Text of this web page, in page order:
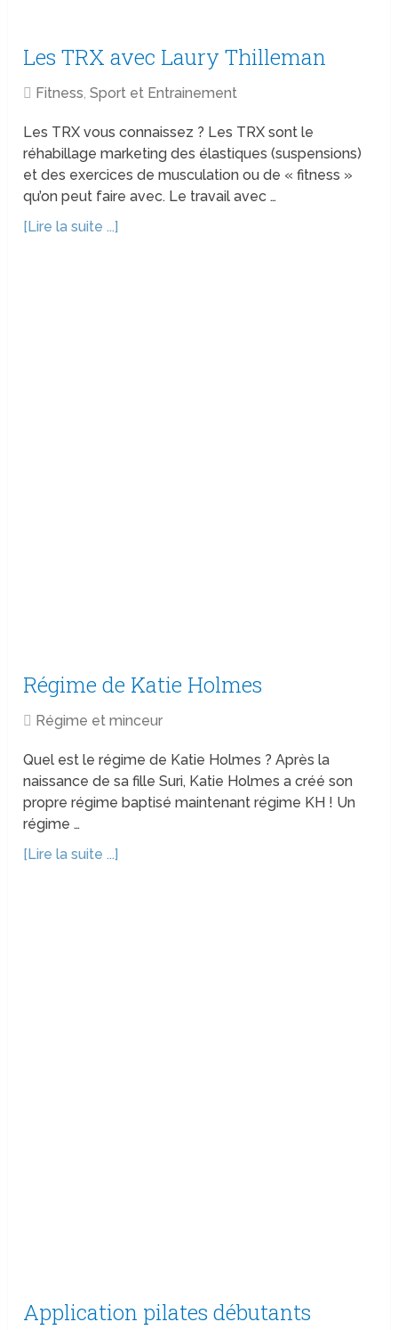
Les TRX avec Laury Thilleman
Fitness,Sport et Entrainement
Les TRX vous connaissez ? Les TRX sont le
réhabillage marketing des élastiques (suspensions)
et des exercices de musculation ou de « fitness »
qu’on peut faire avec. Le travail avec …
[Lire la suite ...]
Régime de Katie Holmes
Régime et minceur
Quel est le régime de Katie Holmes ? Après la
naissance de sa fille Suri, Katie Holmes a créé son
propre régime baptisé maintenant régime KH ! Un
régime …
[Lire la suite ...]
Application pilates débutants